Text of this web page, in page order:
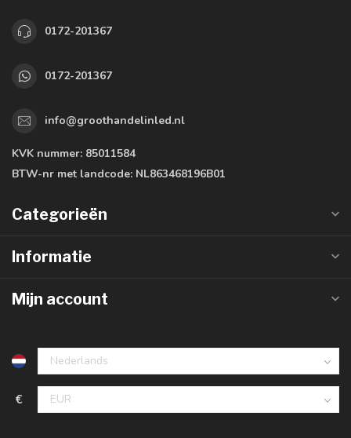
0172-201367
0172-201367
info@groothandelinled.nl
KVK nummer: 85011584
BTW-nr met landcode: NL863468196B01
Categorieën
Informatie
Mijn account
€